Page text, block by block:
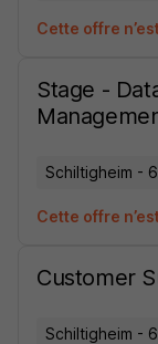
Cette offre
Stage -
Schiltigheim -
Cette offre
Customer
Schiltigheim -